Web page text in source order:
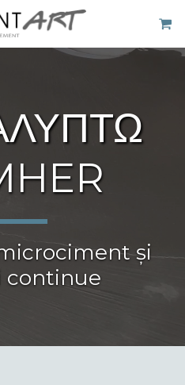
și
continue